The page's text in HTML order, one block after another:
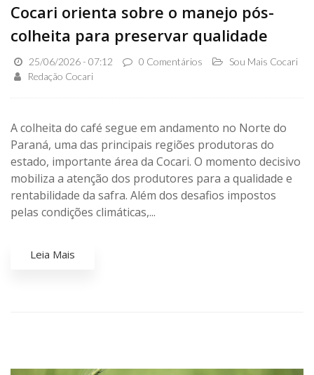
Cocari orienta sobre o manejo pós-
colheita para preservar qualidade
25/06/2026 - 07:12 0 Comentários
Sou Mais Cocari
Redação Cocari
A colheita do café segue em andamento no Norte do
Paraná, uma das principais regiões produtoras do
estado, importante área da Cocari. O momento decisivo
mobiliza a atenção dos produtores para a qualidade e
rentabilidade da safra. Além dos desafios impostos
pelas condições climáticas,...
Leia Mais